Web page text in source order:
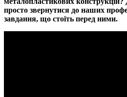
просто звернутися до наших
завдання, що стоїть перед ними.